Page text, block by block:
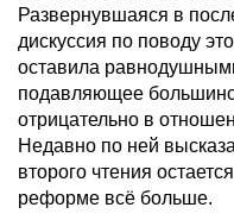
Развернувшаяся в
дискуссия по поводу
оставила
подавляющее
отрицательно в
Недавно по ней
второго чтения
реформе всё больше.